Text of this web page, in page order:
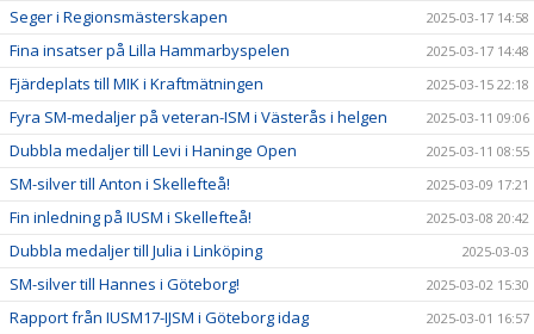
Seger i Regionsmästerskapen 2025-03-17 14:58
Fina insatser på Lilla Hammarbyspelen 2025-03-17 14:48
Fjärdeplats till MIK i Kraftmätningen 2025-03-15 22:18
Fyra SM-medaljer på veteran-ISM i Västerås i helgen 2025-03-11 09:06
Dubbla medaljer till Levi i Haninge Open 2025-03-11 08:55
SM-silver till Anton i Skellefteå! 2025-03-09 17:21
Fin inledning på IUSM i Skellefteå! 2025-03-08 20:42
Dubbla medaljer till Julia i Linköping 2025-03-03
SM-silver till Hannes i Göteborg! 2025-03-02 15:30
Rapport från IUSM17-IJSM i Göteborg idag 2025-03-01 16:57